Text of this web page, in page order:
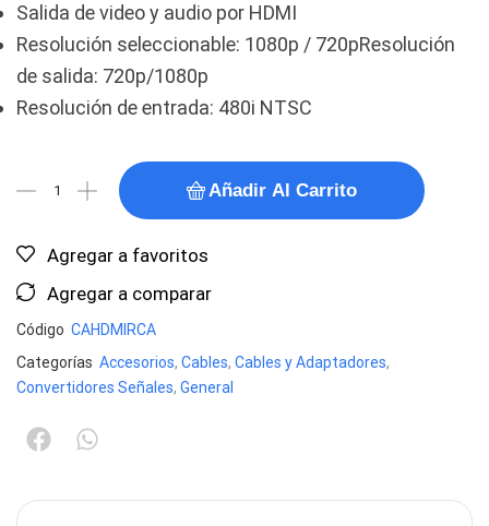
Salida de video y audio por HDMI
Resolución seleccionable: 1080p / 720pResolución
de salida: 720p/1080p
Resolución de entrada: 480i NTSC
Añadir Al Carrito
Agregar a favoritos
Agregar a comparar
Código CAHDMIRCA
Categorías Accesorios, Cables, Cables y Adaptadores,
Convertidores Señales, General